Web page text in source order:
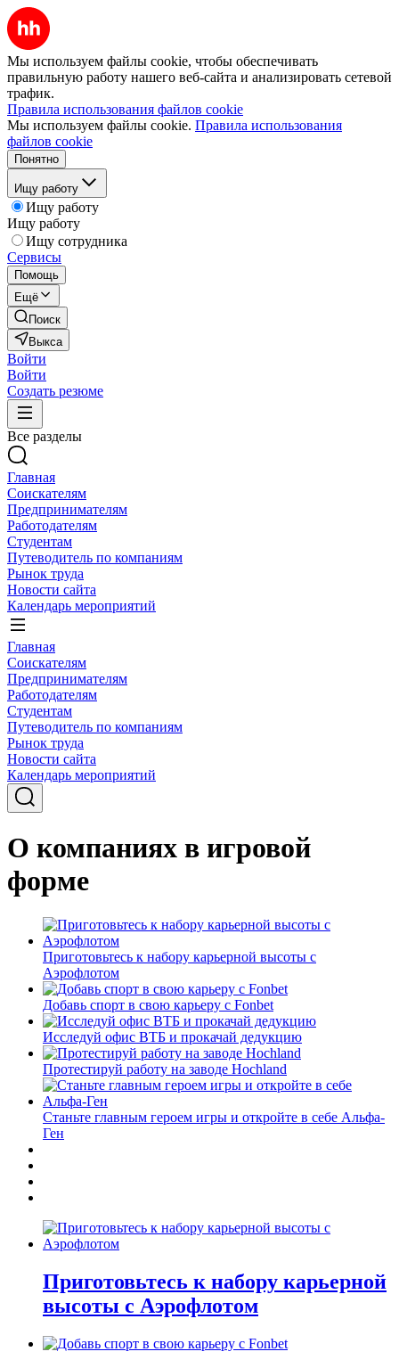
Мы используем файлы cookie, чтобы обеспечивать
правильную работу нашего веб-сайта и анализировать сетевой
трафик.
Правила использования файлов cookie
Мы используем файлы cookie. Правила использования
файлов cookie
Понятно
Ищу работу
Ищу работу
Ищу работу
Ищу сотрудника
Сервисы
Помощь
Ещё
Поиск
Выкса
Войти
Войти
Создать резюме
Все разделы
Главная
Соискателям
Предпринимателям
Работодателям
Студентам
Путеводитель по компаниям
Рынок труда
Новости сайта
Календарь мероприятий
Главная
Соискателям
Предпринимателям
Работодателям
Студентам
Путеводитель по компаниям
Рынок труда
Новости сайта
Календарь мероприятий
О компаниях в игровой
форме
Приготовьтесь к набору карьерной высоты с
Аэрофлотом
Добавь спорт в свою карьеру с Fonbet
Исследуй офис ВТБ и прокачай дедукцию
Протестируй работу на заводе Hochland
Станьте главным героем игры и откройте в себе Альфа-
Ген
Приготовьтесь к набору карьерной
высоты с Аэрофлотом